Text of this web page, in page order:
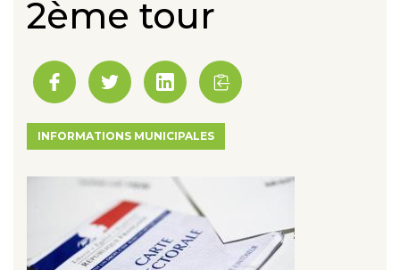
2ème tour
INFORMATIONS MUNICIPALES